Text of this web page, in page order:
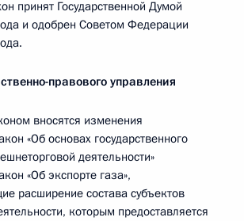
принят Государственной Думой
и одобрен Советом Федерации
правового управления
вносятся изменения
«Об основах государственного
деятельности»
«Об экспорте газа»,
расширение состава субъектов
которым предоставляется